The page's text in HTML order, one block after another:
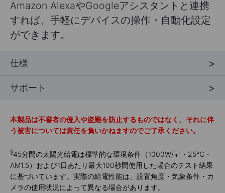
Amazon AlexaやGoogleアシスタントと連携
すれば、手軽にデバイスの操作・自動化設定
ができます。
仕様
サポート
本製品は不審者の侵入や盗難を防止するものではなく、それに伴
う被害については責任を負いかねますのでご了承ください。
§45分間の太陽光給電は標準的な環境条件（1000W/㎡・25℃・
AM1.5）および1日あたり最大100秒間使用した場合のテスト結果
に基づいています。実際の給電性能は、設置角度・気象条件・カ
メラの使用状況によって異なる場合があります。